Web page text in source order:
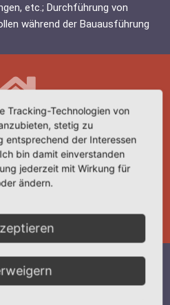
etc.; Durchführung von
während der Bauausführung
Schallschutz innerhalb des
Tracking-Technologien von
stetig zu
entsprechend der Interessen
bin damit einverstanden
jederzeit mit Wirkung für
ändern.